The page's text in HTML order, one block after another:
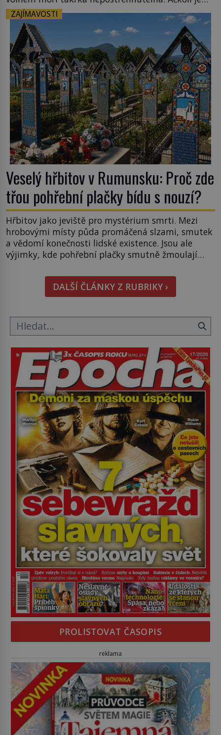
vlnová délka tsunami i 300 kilometrů, výška vlny
na volném moři je maximálně 1,5 metru. Máme se
podobné obří vlny obávat i v Evropě? Vznik
tsunami si […]
ZAJÍMAVOSTI
Veselý hřbitov v Rumunsku: Proč zde
třou pohřební plačky bídu s nouzí?
Hřbitov jako jeviště pro mystérium smrti. Mezi
hrobovými místy půda promáčená slzami, smutek
a vědomí konečnosti lidské existence. Jsou ale
výjimky, kde pohřební plačky smutně žmoulají
pohledu na výši vyměřené podpory
v nezaměstnanosti. Kam vás pozveme? Unikátní
hřbitov, který si vysloužil název „Veselý“, najdeme
DALŠÍ ČLÁNKY Z RUBRIKY ›
PROLISTOVAT ČASOPIS
reklama